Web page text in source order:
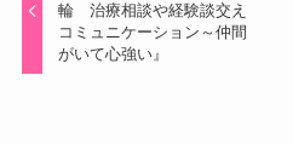
輪 治療相談や経験談交え
コミュニケーション～仲間
がいて心強い』